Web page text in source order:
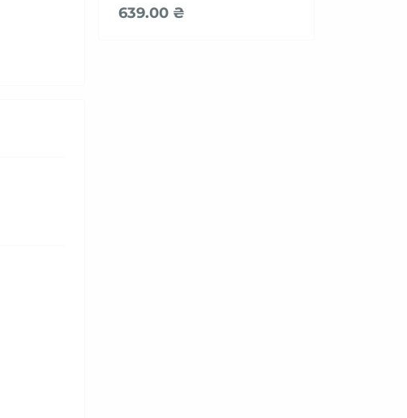
639.00 ₴